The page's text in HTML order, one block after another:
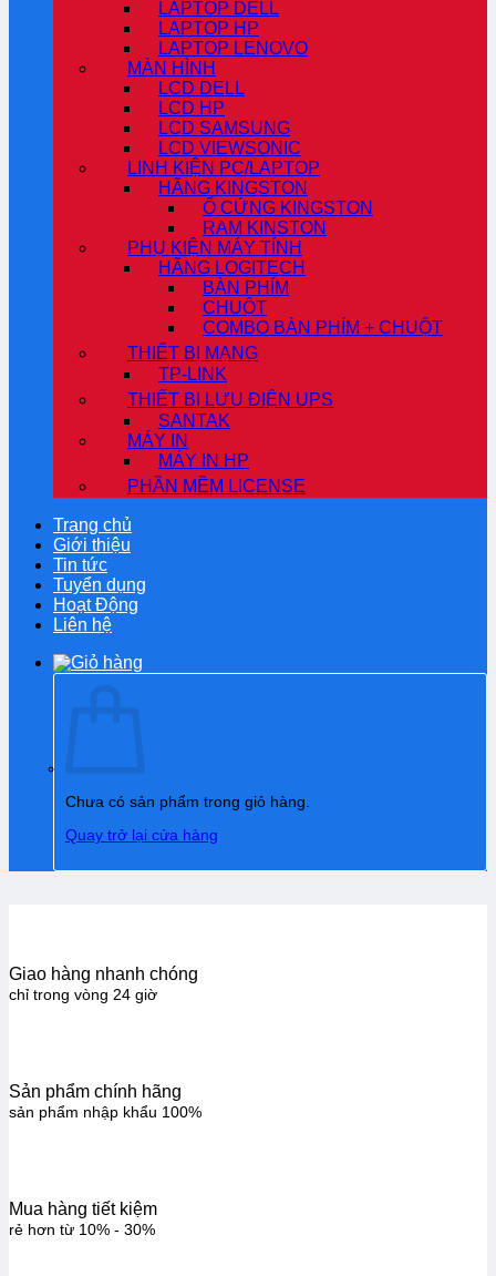
LAPTOP DELL
LAPTOP HP
LAPTOP LENOVO
MÀN HÌNH
LCD DELL
LCD HP
LCD SAMSUNG
LCD VIEWSONIC
LINH KIỆN PC/LAPTOP
HÃNG KINGSTON
Ổ CỨNG KINGSTON
RAM KINSTON
PHỤ KIỆN MÁY TÍNH
HÃNG LOGITECH
BÀN PHÍM
CHUỘT
COMBO BÀN PHÍM + CHUỘT
THIẾT BỊ MẠNG
TP-LINK
THIẾT BỊ LƯU ĐIỆN UPS
SANTAK
MÁY IN
MÁY IN HP
PHẦN MỀM LICENSE
Trang chủ
Giới thiệu
Tin tức
Tuyển dụng
Hoạt Động
Liên hệ
Chưa có sản phẩm trong giỏ hàng.
Quay trở lại cửa hàng
Giao hàng nhanh chóng
chỉ trong vòng 24 giờ
Sản phẩm chính hãng
sản phẩm nhập khẩu 100%
Mua hàng tiết kiệm
rẻ hơn từ 10% - 30%